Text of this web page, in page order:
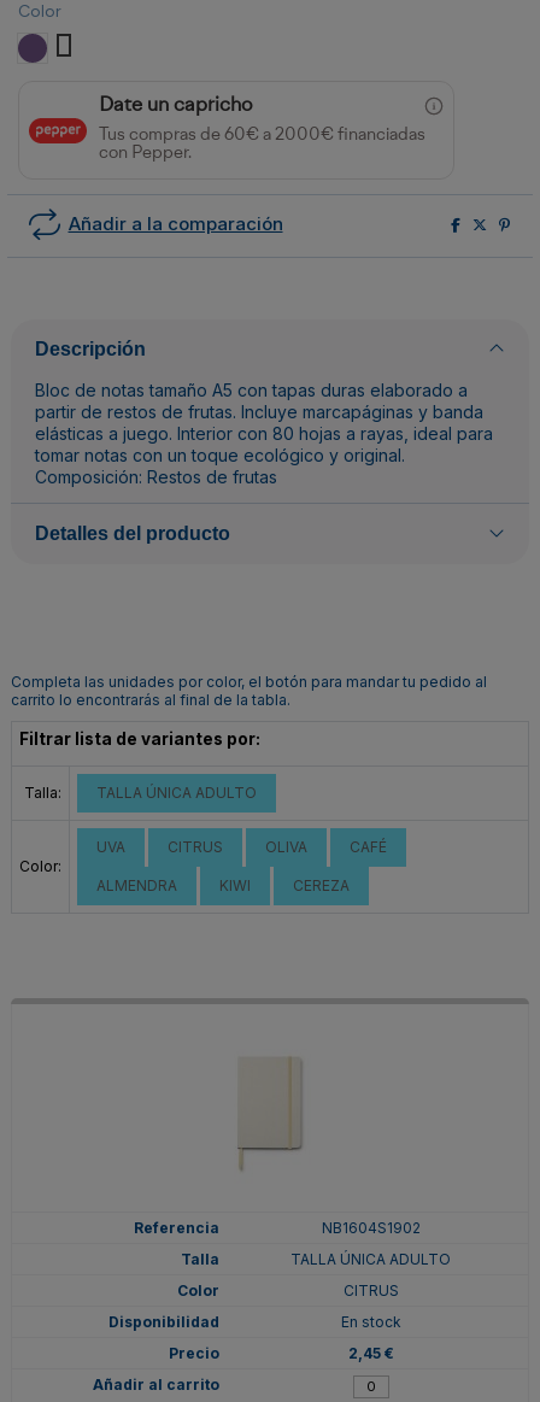
Color
UVA
Date un capricho
Tus compras de 60€ a 2000€ financiadas
con Pepper.
Añadir a la comparación
Descripción
Bloc de notas tamaño A5 con tapas duras elaborado a
partir de restos de frutas. Incluye marcapáginas y banda
elásticas a juego. Interior con 80 hojas a rayas, ideal para
tomar notas con un toque ecológico y original.
Composición: Restos de frutas
Detalles del producto
Completa las unidades por color, el botón para mandar tu pedido al
carrito lo encontrarás al final de la tabla.
Filtrar lista de variantes por:
Talla: TALLA ÚNICA ADULTO
Color:
UVA CITRUS OLIVA CAFÉ
ALMENDRA KIWI CEREZA
NB1604S1902
TALLA ÚNICA ADULTO
CITRUS
En stock
2,45 €